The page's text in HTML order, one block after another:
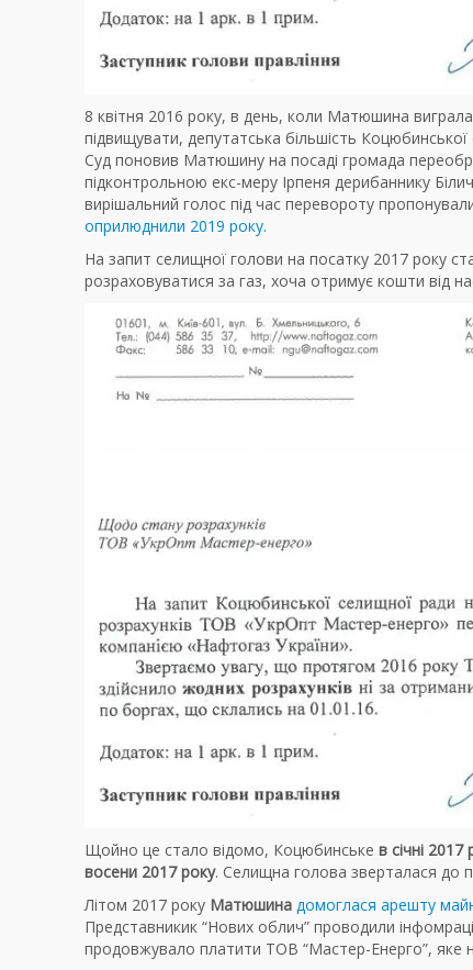
8 квітня 2016 року, в день, коли Матюшина
підвищувати, депутатська більшість
Суд поновив Матюшину на посаді громада
підконтрольною екс-меру Ірпеня дерибаннику
вирішальний голос під час перевороту
оприлюднили 2019 року.
На запит селищної голови на посатку 2017 року
розраховуватися за газ, хоча отримує кошти від
Щойно це стало відомо, Коцюбинське в січні
восени 2017 року. Селищна голова зверталася до
Літом 2017 року Матюшина домоглася арешту
Представникик “Нових облич” проводили
продовжувало платити ТОВ “Мастер-Енерго”, яке